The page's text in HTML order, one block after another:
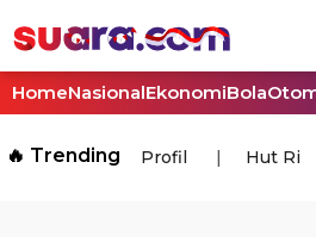
HomeNasionalEkonomiBola
🔥 Trending Profil Hut Ri